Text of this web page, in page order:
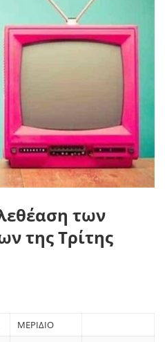
των
της Τρίτης
ΜΕΡΙΔΙΟ